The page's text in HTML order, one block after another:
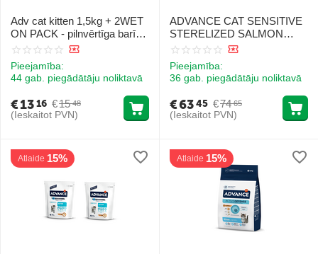
Adv cat kitten 1,5kg + 2WET
ON PACK - pilnvērtīga barība
kaķēniem (vecumā no 2 līdz
barojošām kaķenēm (sausā
barība un konservi).
Pieejamība:
44 gab. piegādātāju noliktavā
€15 48
€1316
(Ieskaitot PVN)
ADVANCE CAT SENSITIVE
STERELIZED SALMON
10KG
Pieejamība:
36 gab. piegādātāju noliktavā
€74 65
€6345
(Ieskaitot PVN)
Atlaide 15% Atlaide 15%